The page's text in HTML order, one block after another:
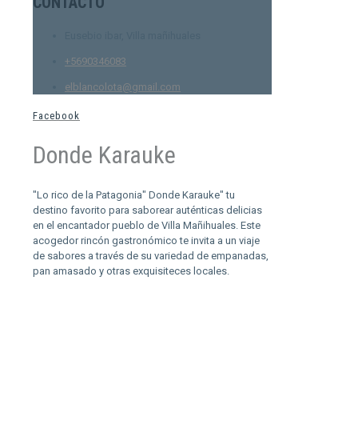
+5690346083
elblancolota@gmail.com
Facebook
Donde Karauke
"Lo rico de la Patagonia" Donde Karauke" tu
destino favorito para saborear auténticas delicias
en el encantador pueblo de Villa Mañihuales. Este
acogedor rincón gastronómico te invita a un viaje
de sabores a través de su variedad de empanadas,
pan amasado y otras exquisiteces locales.